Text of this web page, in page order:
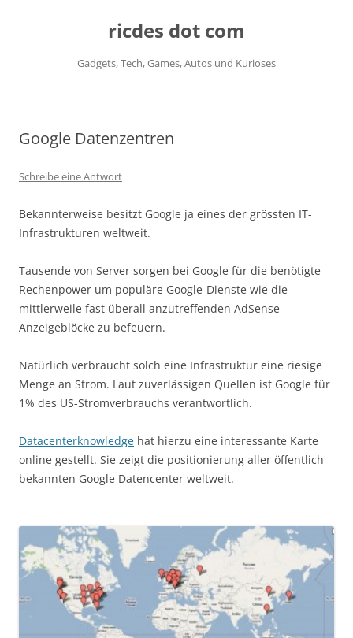
ricdes dot com
Gadgets, Tech, Games, Autos und Kurioses
Google Datenzentren
Schreibe eine Antwort
Bekannterweise besitzt Google ja eines der grössten IT-
Infrastrukturen weltweit.
Tausende von Server sorgen bei Google für die benötigte
Rechenpower um populäre Google-Dienste wie die
mittlerweile fast überall anzutreffenden AdSense
Anzeigeblöcke zu befeuern.
Natürlich verbraucht solch eine Infrastruktur eine riesige
Menge an Strom. Laut zuverlässigen Quellen ist Google für
1% des US-Stromverbrauchs verantwortlich.
Datacenterknowledge hat hierzu eine interessante Karte
online gestellt. Sie zeigt die positionierung aller öffentlich
bekannten Google Datencenter weltweit.